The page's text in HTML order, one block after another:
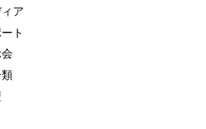
ィア
ト